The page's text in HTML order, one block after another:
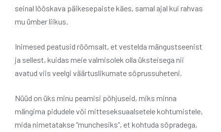
seinal lõõskava päikesepaiste käes, samal ajal kui rahvas
mu ümber liikus.
Inimesed peatusid rõõmsalt, et vestelda mängustseenist
ja sellest, kuidas meie valmisolek olla üksteisega nii
avatud viis veelgi väärtuslikumate sõprussuheteni.
Nüüd on üks minu peamisi põhjuseid, miks minna
mängima pidudele või mitteseksuaalsetele kohtumistele,
mida nimetatakse “munchesiks”, et kohtuda sõpradega,